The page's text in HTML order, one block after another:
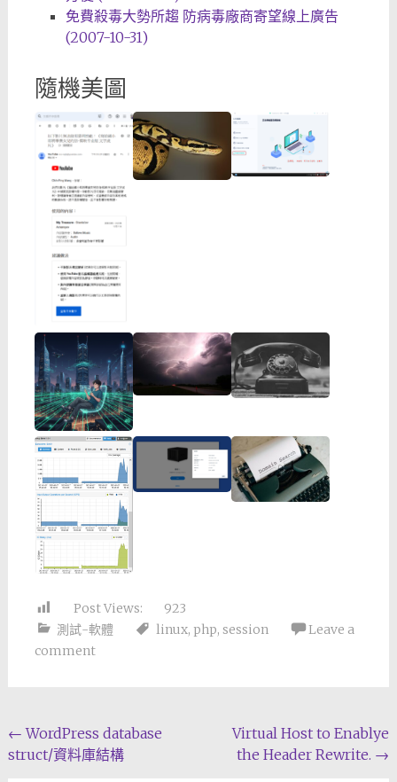
免費殺毒大勢所趨 防病毒廠商寄望線上廣告
(2007-10-31)
隨機美圖
Post Views:
923
測試-軟體
linux, php, session
Leave a
comment
Post
navigation
← WordPress database
struct/資料庫結構
Virtual Host to Enablye
the Header Rewrite. →